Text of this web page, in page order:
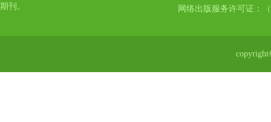
期刊。
网络出版服务许可证：